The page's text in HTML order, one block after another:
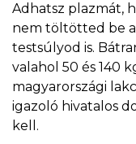
Adhatsz plazmát,
nem töltötted be
testsúlyod is.
valahol 50 és 140
magyarországi
igazoló hivatalos
kell.